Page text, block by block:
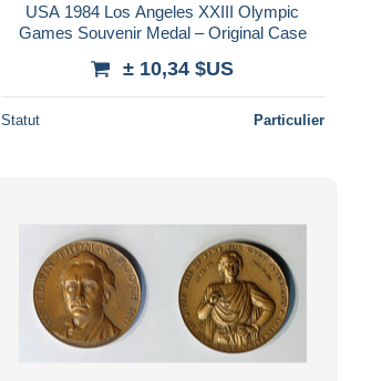
USA 1984 Los Angeles XXIII Olympic
Games Souvenir Medal – Original Case
± 10,34 $US
Statut Particulier